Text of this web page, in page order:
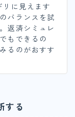
に見えます
バランスを試
返済シミュレ
もできるの
るのがおすす
する